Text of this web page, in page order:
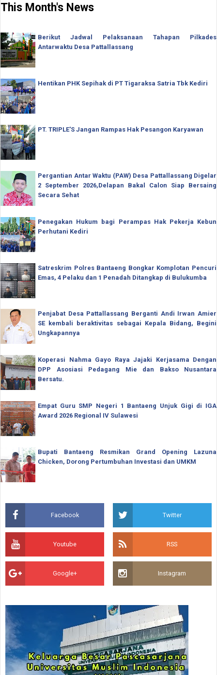
This Month's News
Berikut Jadwal Pelaksanaan Tahapan Pilkades
Antarwaktu Desa Pattallassang
Hentikan PHK Sepihak di PT Tigaraksa Satria Tbk Kediri
PT. TRIPLE'S Jangan Rampas Hak Pesangon Karyawan
Pergantian Antar Waktu (PAW) Desa Pattallassang Digelar
2 September 2026,Delapan Bakal Calon Siap Bersaing
Secara Sehat
Penegakan Hukum bagi Perampas Hak Pekerja Kebun
Perhutani Kediri
Satreskrim Polres Bantaeng Bongkar Komplotan Pencuri
Emas, 4 Pelaku dan 1 Penadah Ditangkap di Bulukumba
Penjabat Desa Pattallassang Berganti Andi Irwan Amier
SE kembali beraktivitas sebagai Kepala Bidang, Begini
Ungkapannya
Koperasi Nahma Gayo Raya Jajaki Kerjasama Dengan
DPP Asosiasi Pedagang Mie dan Bakso Nusantara
Bersatu.
Empat Guru SMP Negeri 1 Bantaeng Unjuk Gigi di IGA
Award 2026 Regional IV Sulawesi
Bupati Bantaeng Resmikan Grand Opening Lazuna
Chicken, Dorong Pertumbuhan Investasi dan UMKM
Facebook Twitter
Youtube RSS
Google+ Instagram